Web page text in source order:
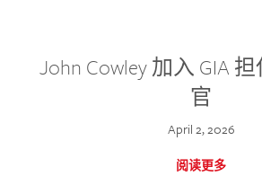
John Cowley 加入 GIA
官
April 2, 2026
阅读更多